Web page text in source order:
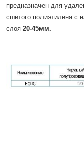
предназначен для
сшитого полиэтилена с
слоя 20-45мм.